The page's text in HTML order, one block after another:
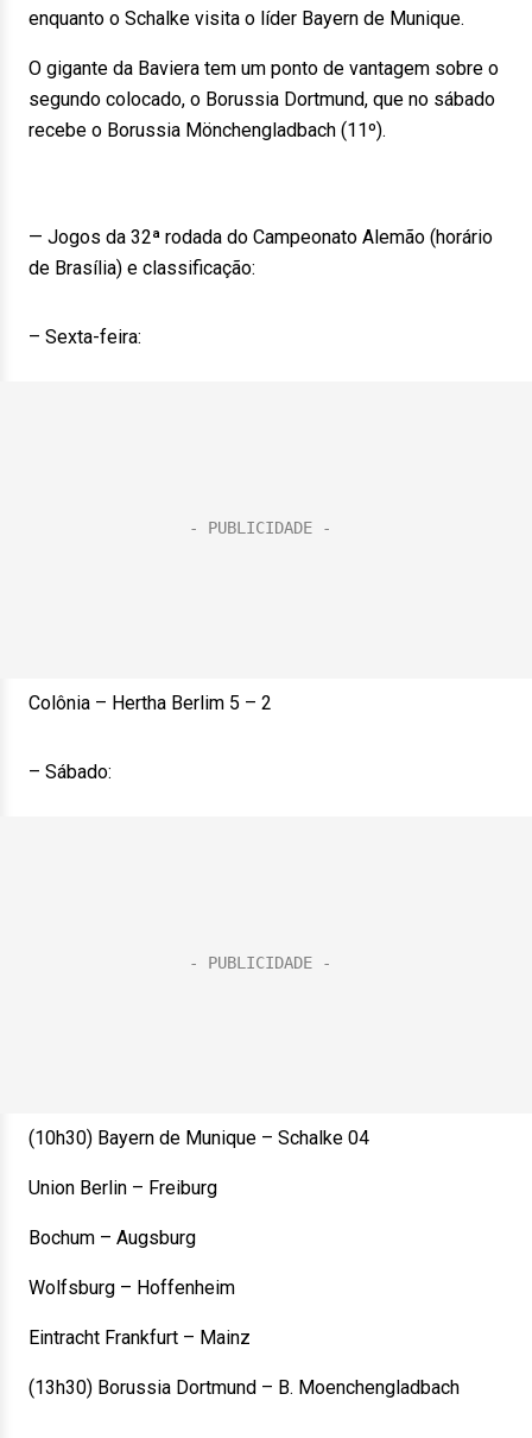
enquanto o Schalke visita o líder Bayern de Munique.
O gigante da Baviera tem um ponto de vantagem sobre o
segundo colocado, o Borussia Dortmund, que no sábado
recebe o Borussia Mönchengladbach (11º).
— Jogos da 32ª rodada do Campeonato Alemão (horário
de Brasília) e classificação:
– Sexta-feira:
Colônia – Hertha Berlim 5 – 2
– Sábado:
(10h30) Bayern de Munique – Schalke 04
Union Berlin – Freiburg
Bochum – Augsburg
Wolfsburg – Hoffenheim
Eintracht Frankfurt – Mainz
(13h30) Borussia Dortmund – B. Moenchengladbach